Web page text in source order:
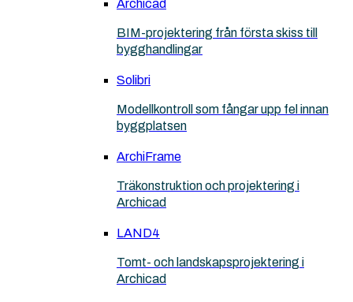
Archicad
BIM-projektering från första skiss till
bygghandlingar
Solibri
Modellkontroll som fångar upp fel innan
byggplatsen
ArchiFrame
Träkonstruktion och projektering i
Archicad
LAND4
Tomt- och landskapsprojektering i
Archicad